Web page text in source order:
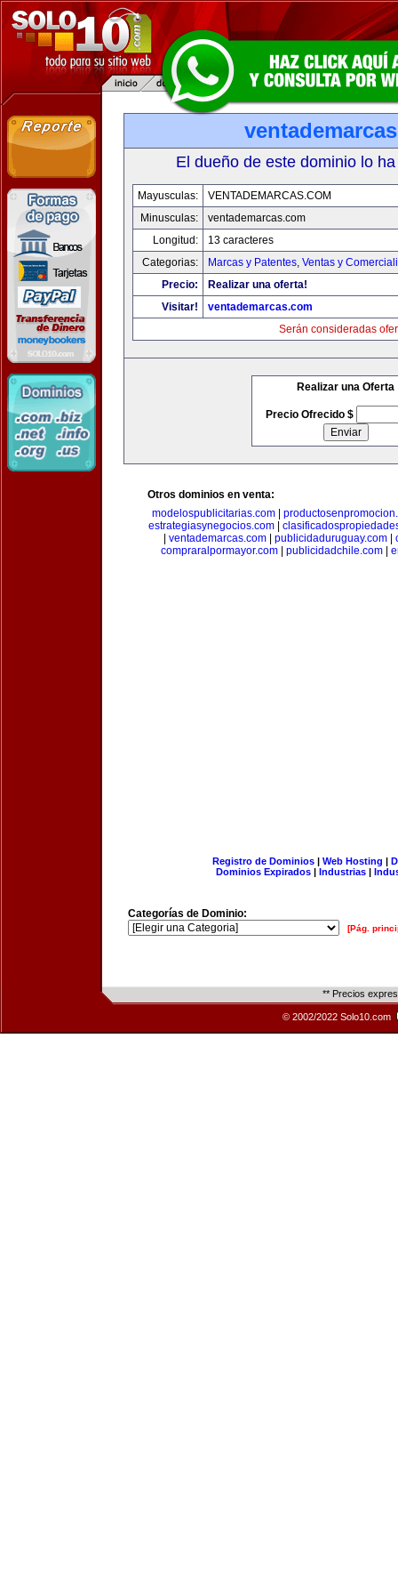
El dueño de este dominio lo
Mayusculas:
VENTADEMARCAS.COM
Minusculas:
ventademarcas.com
Longitud:
13 caracteres
Categorias:
Marcas y Patentes, Ventas y
Precio:
Realizar una oferta!
Visitar!
ventademarcas.com
Serán consideradas
Realizar una Oferta
Precio Ofrecido $
Otros dominios en venta:
modelospublicitarias.com
estrategiasynegocios.com|
ventademarcas.com publicidaduruguay.com
compraralpormayor.com| publicidadchile.com|
Registro de Dominios| Web Hosting |
Dominios Expirados | Industrias |
Categorías de Dominio:
[Pág.
** Precios
© 2002/2022 Solo10.com